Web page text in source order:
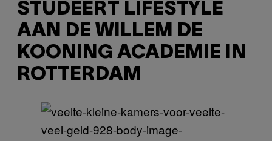
STUDEERT LIFESTYLE
AAN DE WILLEM DE
KOONING ACADEMIE IN
ROTTERDAM